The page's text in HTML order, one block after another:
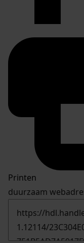
Printen
duurzaam